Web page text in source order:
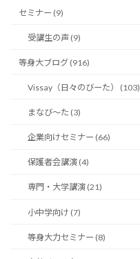
セミナー (9)
受講生の声 (9)
等身大ブログ (916)
Vissay（日々のびーた） (103)
まなび〜た (3)
企業向けセミナー (66)
保護者会講演 (4)
専門・大学講演 (21)
小中学向け (7)
等身大力セミナー (8)